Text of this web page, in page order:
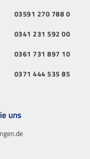
03591 270 788 0
0341 231 592 00
0361 731 897 10
0371 444 535 85
uns